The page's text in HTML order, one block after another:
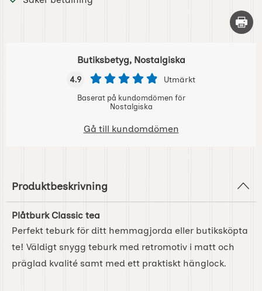
Skriv
Butiksbetyg, Nostalgiska
4.9 Utmärkt
Baserat på kundomdömen för
Nostalgiska
Gå till kundomdömen
Produktbeskrivning
Plåtburk Classic tea
Perfekt teburk för ditt hemmagjorda eller butiksköpta
te! Väldigt snygg teburk med retromotiv i matt och
präglad kvalité samt med ett praktiskt hänglock.